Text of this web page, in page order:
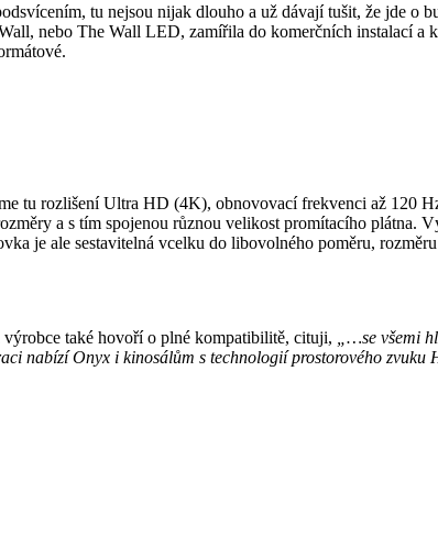
tu nejsou nijak dlouho a už dávají tušit, že jde o
nebo The Wall LED, zamířila do komerčních instalací a
tu rozlišení Ultra HD (4K), obnovovací frekvenci až 120
a s tím spojenou různou velikost promítacího plátna.
je ale sestavitelná vcelku do libovolného poměru,
také hovoří o plné kompatibilitě, cituji,
„…se všemi
nabízí Onyx i kinosálům s technologií prostorového zvuku